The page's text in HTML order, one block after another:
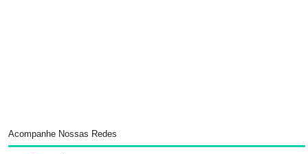
Acompanhe Nossas Redes